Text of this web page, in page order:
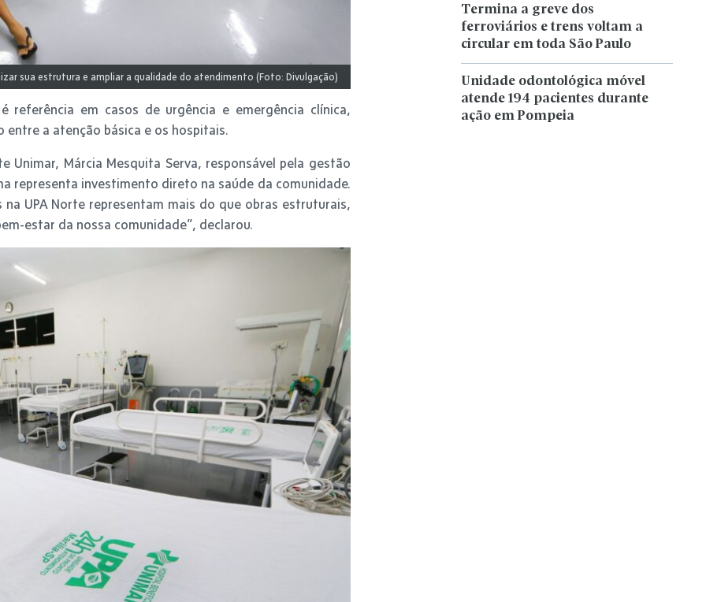
sua estrutura e ampliar a qualidade do atendimento (Foto: Divulgação)
em casos de urgência e emergência clínica,
a atenção básica e os hospitais.
Unimar, Márcia Mesquita Serva, responsável pela gestão
representa investimento direto na saúde da comunidade.
UPA Norte representam mais do que obras estruturais,
estar da nossa comunidade”, declarou.
Termina a greve dos
ferroviários e trens voltam a
circular em toda São Paulo
Unidade odontológica móvel
atende 194 pacientes durante
ação em Pompeia